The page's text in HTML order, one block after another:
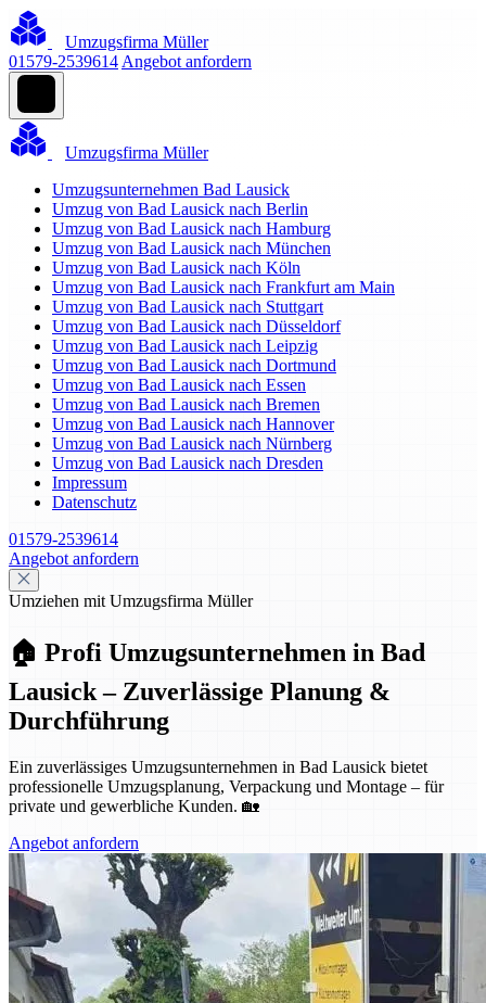
Umzugsfirma Müller
01579-2539614 Angebot anfordern
Umzugsfirma Müller
Umzugsunternehmen Bad Lausick
Umzug von Bad Lausick nach Berlin
Umzug von Bad Lausick nach Hamburg
Umzug von Bad Lausick nach München
Umzug von Bad Lausick nach Köln
Umzug von Bad Lausick nach Frankfurt am Main
Umzug von Bad Lausick nach Stuttgart
Umzug von Bad Lausick nach Düsseldorf
Umzug von Bad Lausick nach Leipzig
Umzug von Bad Lausick nach Dortmund
Umzug von Bad Lausick nach Essen
Umzug von Bad Lausick nach Bremen
Umzug von Bad Lausick nach Hannover
Umzug von Bad Lausick nach Nürnberg
Umzug von Bad Lausick nach Dresden
Impressum
Datenschutz
01579-2539614
Angebot anfordern
Umziehen mit Umzugsfirma Müller
🏠 Profi Umzugsunternehmen in Bad
Lausick – Zuverlässige Planung &
Durchführung
Ein zuverlässiges Umzugsunternehmen in Bad Lausick bietet
professionelle Umzugsplanung, Verpackung und Montage – für
private und gewerbliche Kunden. 🏡
Angebot anfordern